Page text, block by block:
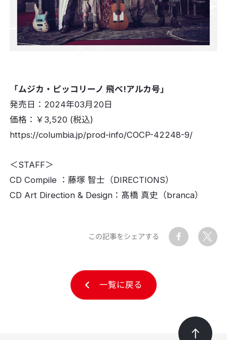
「ムジカ・ピッコリーノ 飛べ!アルカ号」
発売日：2024年03月20日
価格：￥3,520 (税込)
https://columbia.jp/prod-info/COCP-42248-9/
＜STAFF＞
CD Compile ：藤塚 智士（DIRECTIONS）
CD Art Direction & Design：髙橋 真史（branca）
この記事をシェアする
一覧に戻る